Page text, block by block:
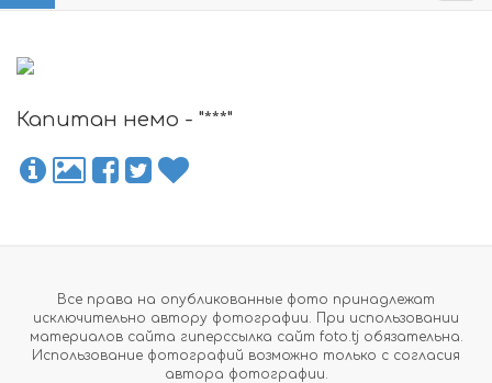
Капитан немо - "***"
Все права на опубликованные фото принадлежат
исключительно автору фотографии. При использовании
материалов сайта гиперссылка сайт foto.tj обязательна.
Использование фотографий возможно только с согласия
автора фотографии.